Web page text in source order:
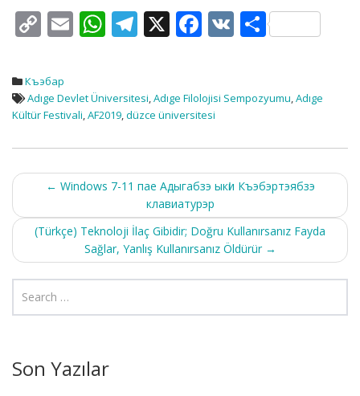
C
p
y
Li
n
k
E
l
W
s
A
p
p
T
gr
a
m
X F
b
o
o
k
V S
e
Къэбар
Adıge Devlet Üniversitesi,Adıge Filolojisi Sempozyumu,Adıge
Kültür Festivali,AF2019,düzce üniversitesi
Post
navigation
← Windows 7-11 пае Адыгабзэ ыкӏи Къэбэртэябзэ
клавиатурэр
(Türkçe) Teknoloji İlaç Gibidir; Doğru Kullanırsanız Fayda
Sağlar, Yanlış Kullanırsanız Öldürür →
Son Yazılar